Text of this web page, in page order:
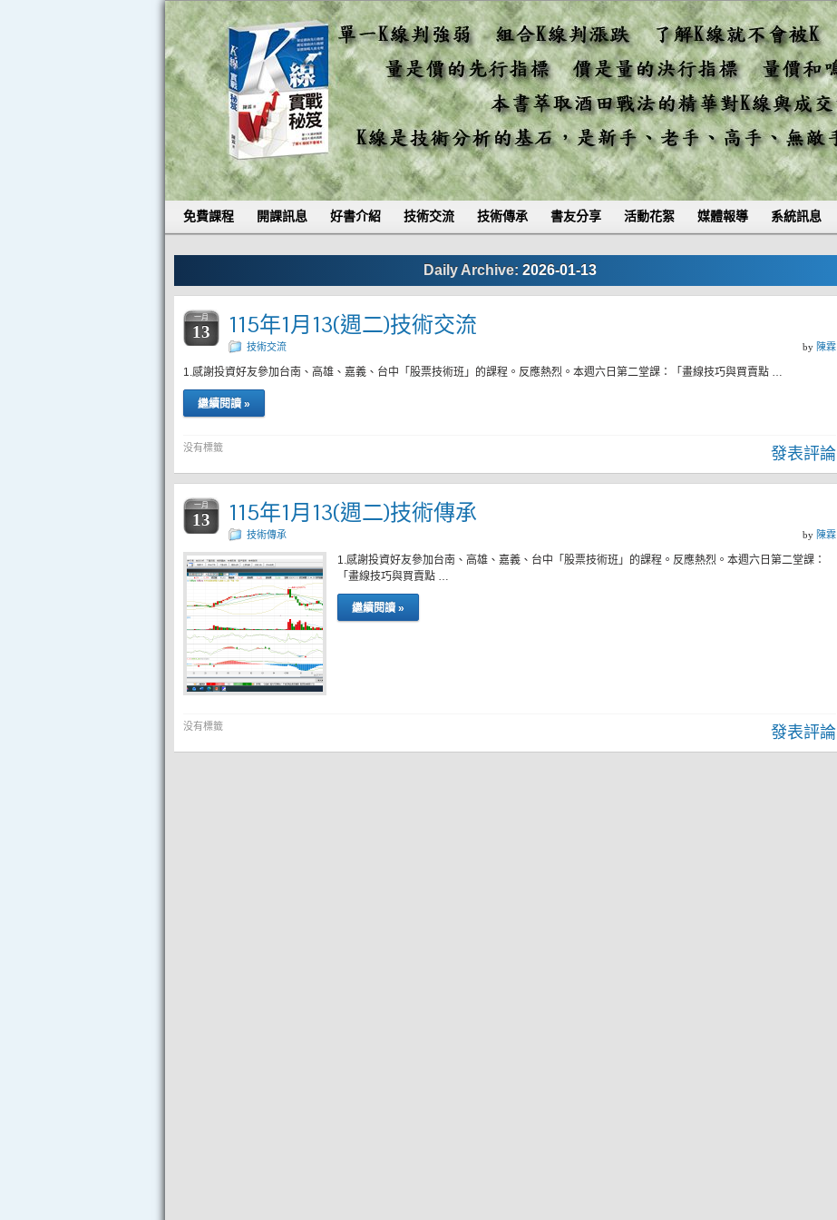
免費課程 開課訊息 好書介紹 技術交流 技術傳承 書友分享 活動花絮 媒體報導 系統訊息
Daily Archive: 2026-01-13
一月
13 115年1月13(週二)技術交流
技術交流 by 陳霖
1.感謝投資好友參加台南、高雄、嘉義、台中「股票技術班」的課程。反應熱烈。本週六日第二堂課：「畫線技巧與買賣點 …
繼續閱讀 »
没有標籤 發表評論
一月
13 115年1月13(週二)技術傳承
技術傳承 by 陳霖
1.感謝投資好友參加台南、高雄、嘉義、台中「股票技術班」的課程。反應熱烈。本週六日第二堂課：
「畫線技巧與買賣點 …
繼續閱讀 »
没有標籤 發表評論